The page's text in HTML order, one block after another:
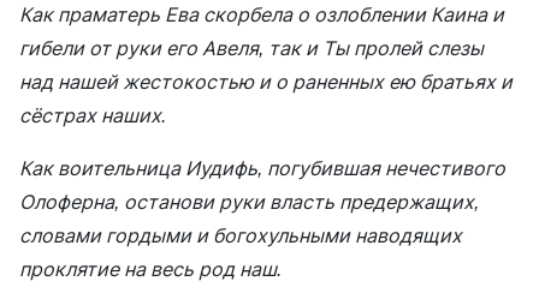
Как праматерь Ева скорбела о озлоблении Каина и
гибели от руки его Авеля, так и Ты пролей слезы
над нашей жестокостью и о раненных ею братьях и
сёстрах наших.
Как воительница Иудифь, погубившая нечестивого
Олоферна, останови руки власть предержащих,
словами гордыми и богохульными наводящих
проклятие на весь род наш.